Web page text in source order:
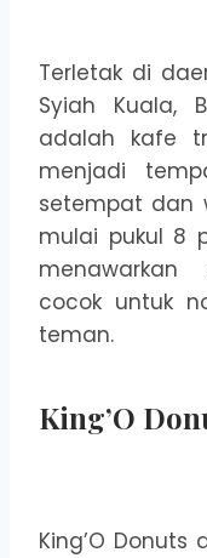
Terletak di
Syiah Kuala,
adalah kafe
menjadi
setempat dan
mulai pukul 8
cocok untuk
teman.
King’O
King’O